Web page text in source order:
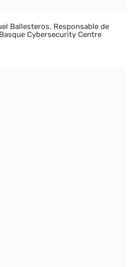
Ballesteros, Responsable de
Cybersecurity Centre